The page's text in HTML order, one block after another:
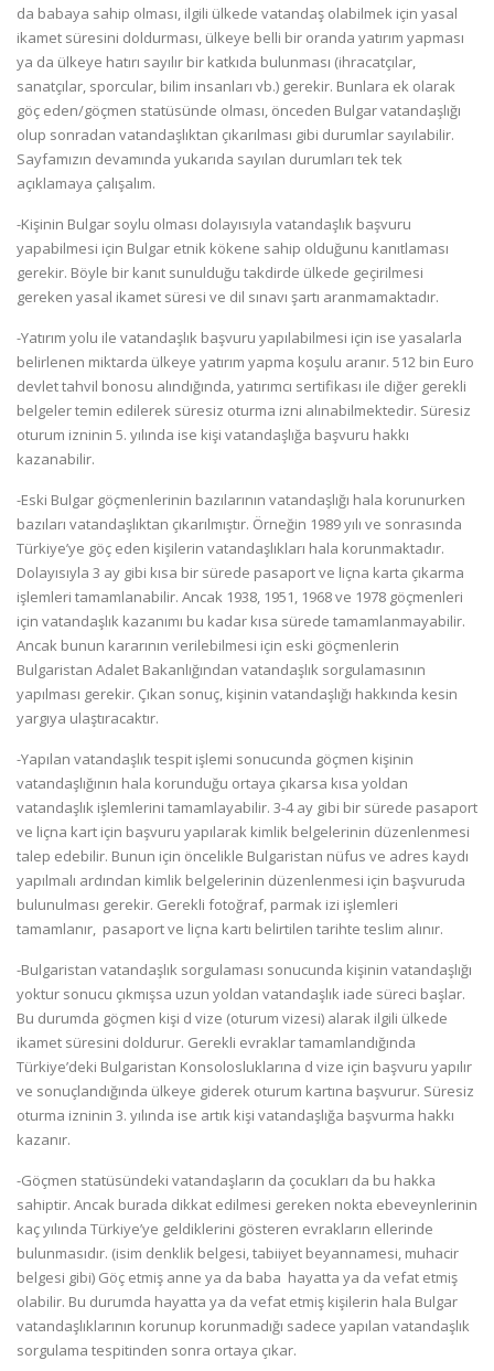
da babaya sahip olması, ilgili ülkede vatandaş olabilmek için yasal
ikamet süresini doldurması, ülkeye belli bir oranda yatırım yapması
ya da ülkeye hatırı sayılır bir katkıda bulunması (ihracatçılar,
sanatçılar, sporcular, bilim insanları vb.) gerekir. Bunlara ek olarak
göç eden/göçmen statüsünde olması, önceden Bulgar vatandaşlığı
olup sonradan vatandaşlıktan çıkarılması gibi durumlar sayılabilir.
Sayfamızın devamında yukarıda sayılan durumları tek tek
açıklamaya çalışalım.
-Kişinin Bulgar soylu olması dolayısıyla vatandaşlık başvuru
yapabilmesi için Bulgar etnik kökene sahip olduğunu kanıtlaması
gerekir. Böyle bir kanıt sunulduğu takdirde ülkede geçirilmesi
gereken yasal ikamet süresi ve dil sınavı şartı aranmamaktadır.
-Yatırım yolu ile vatandaşlık başvuru yapılabilmesi için ise yasalarla
belirlenen miktarda ülkeye yatırım yapma koşulu aranır. 512 bin Euro
devlet tahvil bonosu alındığında, yatırımcı sertifikası ile diğer gerekli
belgeler temin edilerek süresiz oturma izni alınabilmektedir. Süresiz
oturum izninin 5. yılında ise kişi vatandaşlığa başvuru hakkı
kazanabilir.
-Eski Bulgar göçmenlerinin bazılarının vatandaşlığı hala korunurken
bazıları vatandaşlıktan çıkarılmıştır. Örneğin 1989 yılı ve sonrasında
Türkiye’ye göç eden kişilerin vatandaşlıkları hala korunmaktadır.
Dolayısıyla 3 ay gibi kısa bir sürede pasaport ve liçna karta çıkarma
işlemleri tamamlanabilir. Ancak 1938, 1951, 1968 ve 1978 göçmenleri
için vatandaşlık kazanımı bu kadar kısa sürede tamamlanmayabilir.
Ancak bunun kararının verilebilmesi için eski göçmenlerin
Bulgaristan Adalet Bakanlığından vatandaşlık sorgulamasının
yapılması gerekir. Çıkan sonuç, kişinin vatandaşlığı hakkında kesin
yargıya ulaştıracaktır.
-Yapılan vatandaşlık tespit işlemi sonucunda göçmen kişinin
vatandaşlığının hala korunduğu ortaya çıkarsa kısa yoldan
vatandaşlık işlemlerini tamamlayabilir. 3-4 ay gibi bir sürede pasaport
ve liçna kart için başvuru yapılarak kimlik belgelerinin düzenlenmesi
talep edebilir. Bunun için öncelikle Bulgaristan nüfus ve adres kaydı
yapılmalı ardından kimlik belgelerinin düzenlenmesi için başvuruda
bulunulması gerekir. Gerekli fotoğraf, parmak izi işlemleri
tamamlanır, pasaport ve liçna kartı belirtilen tarihte teslim alınır.
-Bulgaristan vatandaşlık sorgulaması sonucunda kişinin vatandaşlığı
yoktur sonucu çıkmışsa uzun yoldan vatandaşlık iade süreci başlar.
Bu durumda göçmen kişi d vize (oturum vizesi) alarak ilgili ülkede
ikamet süresini doldurur. Gerekli evraklar tamamlandığında
Türkiye’deki Bulgaristan Konsolosluklarına d vize için başvuru yapılır
ve sonuçlandığında ülkeye giderek oturum kartına başvurur. Süresiz
oturma izninin 3. yılında ise artık kişi vatandaşlığa başvurma hakkı
kazanır.
-Göçmen statüsündeki vatandaşların da çocukları da bu hakka
sahiptir. Ancak burada dikkat edilmesi gereken nokta ebeveynlerinin
kaç yılında Türkiye’ye geldiklerini gösteren evrakların ellerinde
bulunmasıdır. (isim denklik belgesi, tabiiyet beyannamesi, muhacir
belgesi gibi) Göç etmiş anne ya da baba hayatta ya da vefat etmiş
olabilir. Bu durumda hayatta ya da vefat etmiş kişilerin hala Bulgar
vatandaşlıklarının korunup korunmadığı sadece yapılan vatandaşlık
sorgulama tespitinden sonra ortaya çıkar.